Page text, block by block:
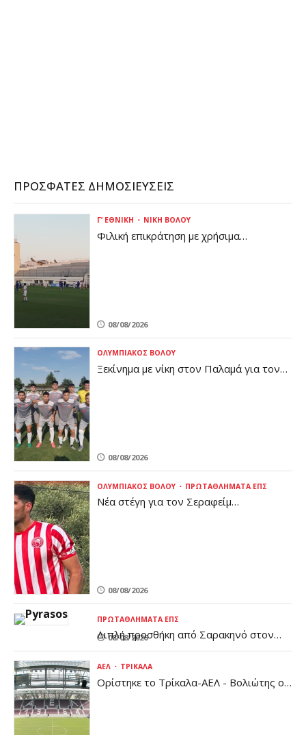
ΠΡΌΣΦΑΤΕΣ ΔΗΜΟΣΙΕΎΣΕΙΣ
Γ’ ΕΘΝΙΚΉ ΝΊΚΗ ΒΌΛΟΥ
Φιλική επικράτηση με χρήσιμα
08/08/2026
ΟΛΥΜΠΙΑΚΌΣ ΒΌΛΟΥ
Ξεκίνημα με νίκη στον Παλαμά για τον
08/08/2026
ΟΛΥΜΠΙΑΚΌΣ ΒΌΛΟΥ ΠΡΩΤΑΘΛΉΜΑΤΑ ΕΠΣ
Νέα στέγη για τον Σεραφείμ
08/08/2026
ΠΡΩΤΑΘΛΉΜΑΤΑ ΕΠΣ
Διπλή προσθήκη από Σαρακηνό στον
Πύρασο
08/08/2026
ΑΕΛ ΤΡΊΚΑΛΑ
Ορίστηκε το Τρίκαλα-ΑΕΛ - Βολιώτης ο